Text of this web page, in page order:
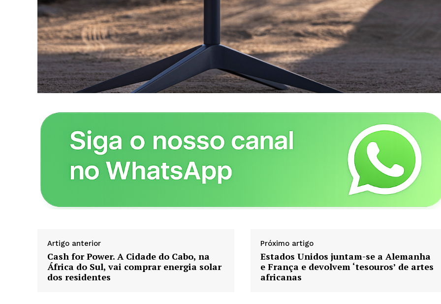
Revista Outside
- Seja Leitor Gold
Plus -
ASSINAR
A Empresa
Sobre nós
Diretrizes Editoriais
Política de Privacidade
Planos de assinatura
Artigo anterior
Cash for Power. A Cidade do Cabo, na
África do Sul, vai comprar energia solar
dos residentes
Próximo artigo
Estados Unidos juntam-se a Alemanha
e França e devolvem ‘tesouros’ de artes
africanas